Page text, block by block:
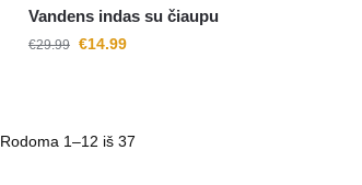
Vandens indas su čiaupu
€29.99 €14.99
Rodoma 1–12 iš 37